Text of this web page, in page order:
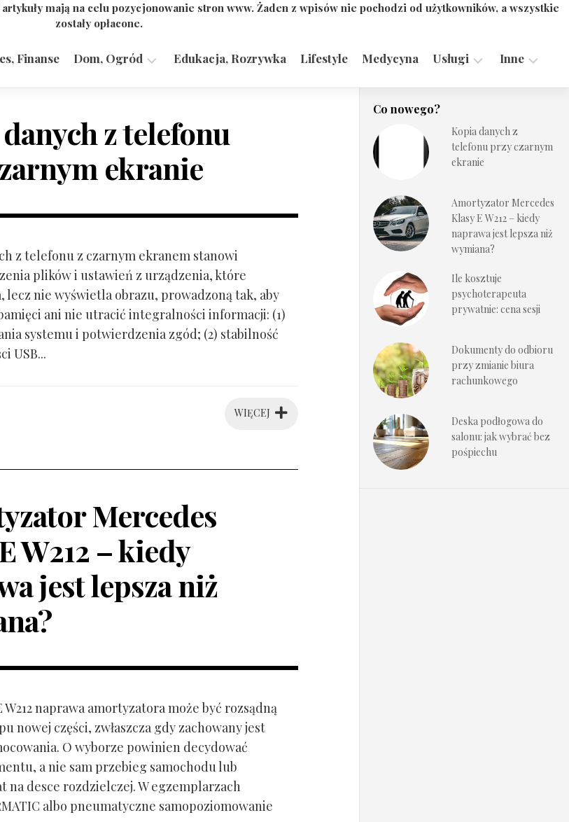
mają na celu pozycjonowanie stron www. Żaden z wpisów nie pochodzi od użytkowników, a wszystkie
zostały opłacone.
Finanse Dom, Ogród Edukacja, Rozrywka Lifestyle Medycyna Usługi
Technologie
Inne
z telefonu
ekranie
z telefonu z czarnym ekranem stanowi
plików i ustawień z urządzenia, które
lecz nie wyświetla obrazu, prowadzoną tak, aby
ani nie utracić integralności informacji: (1)
systemu i potwierdzenia zgód; (2) stabilność
USB...
WIĘCEJ
Mercedes
W212 – kiedy
jest lepsza niż
W212 naprawa amortyzatora może być rozsądną
nowej części, zwłaszcza gdy zachowany jest
O wyborze powinien decydować
a nie sam przebieg samochodu lub
na desce rozdzielczej. W egzemplarzach
albo pneumatyczne samopoziomowanie
Co nowego?
Kopia danych z
telefonu przy czarnym
ekranie
Amortyzator Mercedes
Klasy E W212 – kiedy
naprawa jest lepsza niż
wymiana?
Ile kosztuje
psychoterapeuta
prywatnie: cena sesji
Dokumenty do odbioru
przy zmianie biura
rachunkowego
Deska podłogowa do
salonu: jak wybrać bez
pośpiechu